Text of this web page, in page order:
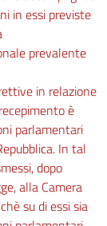
in essi previste
prevalente
in relazione
è
parlamentari
In tal
dopo
alla Camera
su di essi sia